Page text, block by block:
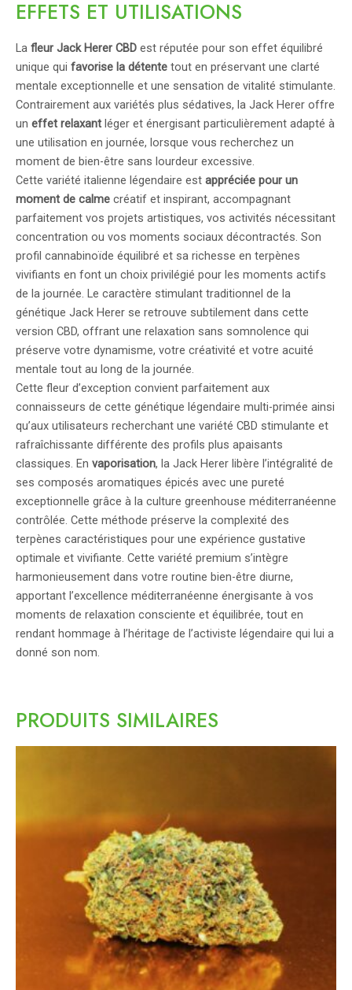
EFFETS ET UTILISATIONS
La fleur Jack Herer CBD est réputée pour son effet équilibré
unique qui favorise la détente tout en préservant une clarté
mentale exceptionnelle et une sensation de vitalité stimulante.
Contrairement aux variétés plus sédatives, la Jack Herer offre
un effet relaxant léger et énergisant particulièrement adapté à
une utilisation en journée, lorsque vous recherchez un
moment de bien-être sans lourdeur excessive.
Cette variété italienne légendaire est appréciée pour un
moment de calme créatif et inspirant, accompagnant
parfaitement vos projets artistiques, vos activités nécessitant
concentration ou vos moments sociaux décontractés. Son
profil cannabinoïde équilibré et sa richesse en terpènes
vivifiants en font un choix privilégié pour les moments actifs
de la journée. Le caractère stimulant traditionnel de la
génétique Jack Herer se retrouve subtilement dans cette
version CBD, offrant une relaxation sans somnolence qui
préserve votre dynamisme, votre créativité et votre acuité
mentale tout au long de la journée.
Cette fleur d’exception convient parfaitement aux
connaisseurs de cette génétique légendaire multi-primée ainsi
qu’aux utilisateurs recherchant une variété CBD stimulante et
rafraîchissante différente des profils plus apaisants
classiques. En vaporisation, la Jack Herer libère l’intégralité de
ses composés aromatiques épicés avec une pureté
exceptionnelle grâce à la culture greenhouse méditerranéenne
contrôlée. Cette méthode préserve la complexité des
terpènes caractéristiques pour une expérience gustative
optimale et vivifiante. Cette variété premium s’intègre
harmonieusement dans votre routine bien-être diurne,
apportant l’excellence méditerranéenne énergisante à vos
moments de relaxation consciente et équilibrée, tout en
rendant hommage à l’héritage de l’activiste légendaire qui lui a
donné son nom.
PRODUITS SIMILAIRES